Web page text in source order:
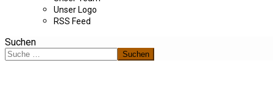
Unser Logo
RSS Feed
Suchen
Suchen